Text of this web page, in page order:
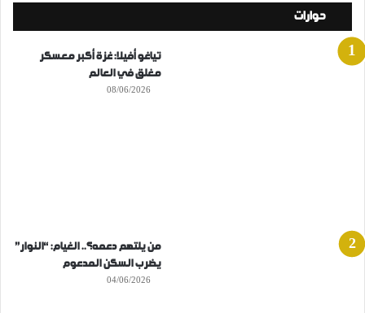
حوارات
تياغو أفيلا: غزة أكبر معسكر
مغلق في العالم
08/06/2026
من يلتهم دعمه؟.. الغيام: “النوار”
يضرب السكن المدعوم
04/06/2026